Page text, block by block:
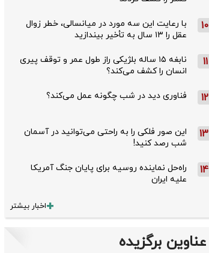
10
با رعایت این سه مورد در میانسالی، خطر زوال
عقل را ۱۳ سال به تأخیر بیندازید
11
نابغه ۱۵ ساله بلژیکی راز طول عمر و توقف پیری
انسان را کشف می‌کند؟
12 فناوری دید در شب چگونه عمل می‌کند؟
13
این صور فلکی را به راحتی می‌توانید در آسمان
شب رصد کنید!
14
راه‌حل نماینده روسیه برای پایان جنگ آمریکا
علیه ایران
اخبار بیشتر
عناوین برگزیده